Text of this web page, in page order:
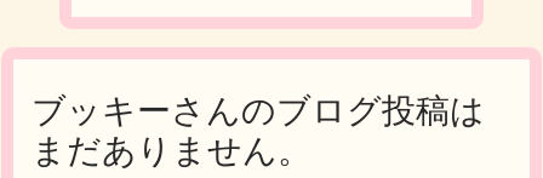
ブッキーさんのブログ投稿は
まだありません。